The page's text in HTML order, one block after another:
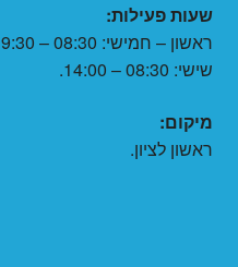
שעות פעילות:
ראשון – חמישי: 08:30 – 19:30.
שישי: 08:30 – 14:00.
מיקום:
ראשון לציון.